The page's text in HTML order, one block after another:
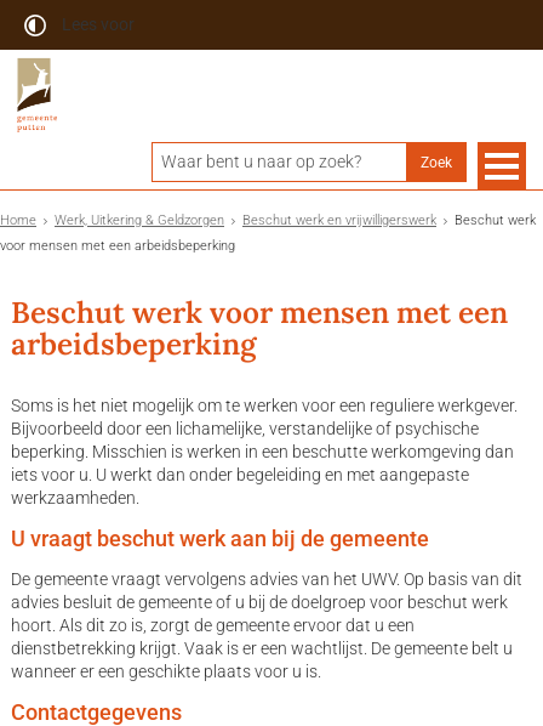
Lees voor
Home Werk, Uitkering & Geldzorgen Beschut werk en vrijwilligerswerk
Beschut werk
voor mensen met een arbeidsbeperking
Beschut werk voor mensen met een
arbeidsbeperking
Soms is het niet mogelijk om te werken voor een reguliere werkgever.
Bijvoorbeeld door een lichamelijke, verstandelijke of psychische
beperking. Misschien is werken in een beschutte werkomgeving dan
iets voor u. U werkt dan onder begeleiding en met aangepaste
werkzaamheden.
U vraagt beschut werk aan bij de gemeente
De gemeente vraagt vervolgens advies van het UWV. Op basis van dit
advies besluit de gemeente of u bij de doelgroep voor beschut werk
hoort. Als dit zo is, zorgt de gemeente ervoor dat u een
dienstbetrekking krijgt. Vaak is er een wachtlijst. De gemeente belt u
wanneer er een geschikte plaats voor u is.
Contactgegevens